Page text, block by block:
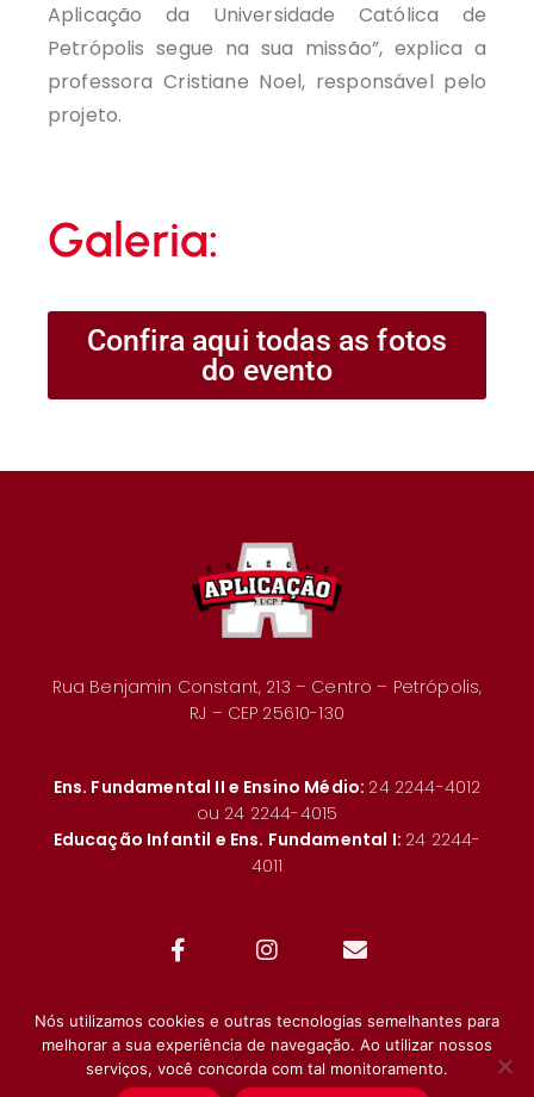
Aplicação da Universidade Católica de
Petrópolis segue na sua missão”, explica a
professora Cristiane Noel, responsável pelo
projeto.
Galeria:
Confira aqui todas as fotos
do evento
Rua Benjamin Constant, 213 – Centro – Petrópolis,
RJ – CEP 25610-130
Ens. Fundamental II e Ensino Médio: 24 2244-4012
ou 24 2244-4015
Educação Infantil e Ens. Fundamental I: 24 2244-
4011
Nós utilizamos cookies e outras tecnologias semelhantes para
melhorar a sua experiência de navegação. Ao utilizar nossos
serviços, você concorda com tal monitoramento.